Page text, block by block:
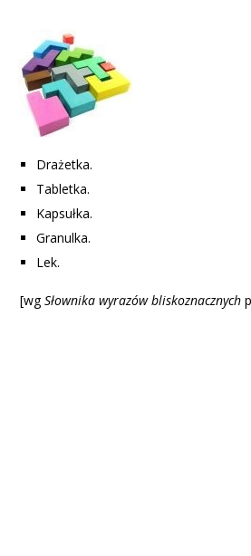
Drażetka.
Tabletka.
Kapsułka.
Granulka.
Lek.
[wgSłownika wyrazów bliskoznacznych